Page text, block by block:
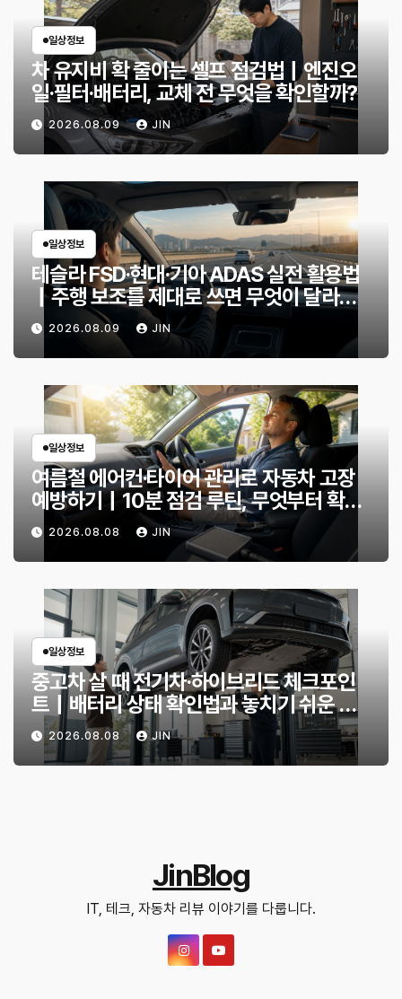
일상정보
차 유지비 확 줄이는 셀프 점검법｜엔진오
일·필터·배터리, 교체 전 무엇을 확인할까?
2026.08.09 JIN
일상정보
테슬라 FSD·현대·기아 ADAS 실전 활용법
｜주행 보조를 제대로 쓰면 무엇이 달라질
까?2026.08.09 JIN
일상정보
여름철 에어컨·타이어 관리로 자동차 고장
예방하기｜10분 점검 루틴, 무엇부터 확인
할까?
2026.08.08 JIN
일상정보
중고차 살 때 전기차·하이브리드 체크포인
트｜배터리 상태 확인법과 놓치기 쉬운 위
험 신호
2026.08.08 JIN
JinBlog
IT, 테크, 자동차 리뷰 이야기를 다룹니다.